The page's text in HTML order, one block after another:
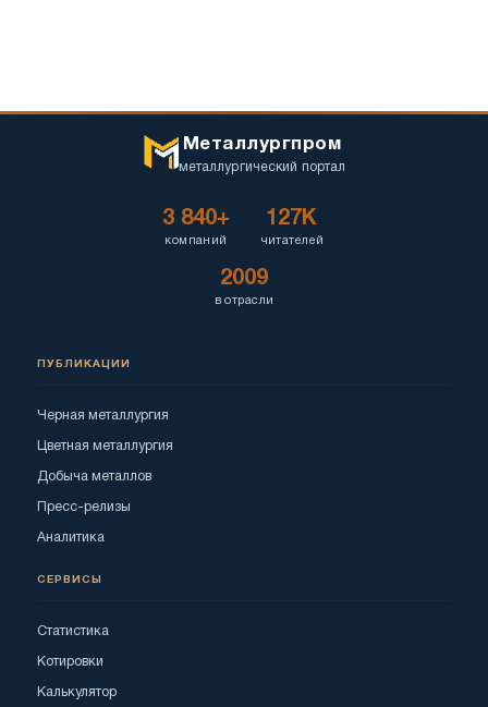
Металлургпром
металлургический портал
3 840+
компаний
127K
читателей
2009
в отрасли
ПУБЛИКАЦИИ
Черная металлургия
Цветная металлургия
Добыча металлов
Пресс-релизы
Аналитика
СЕРВИСЫ
Статистика
Котировки
Калькулятор